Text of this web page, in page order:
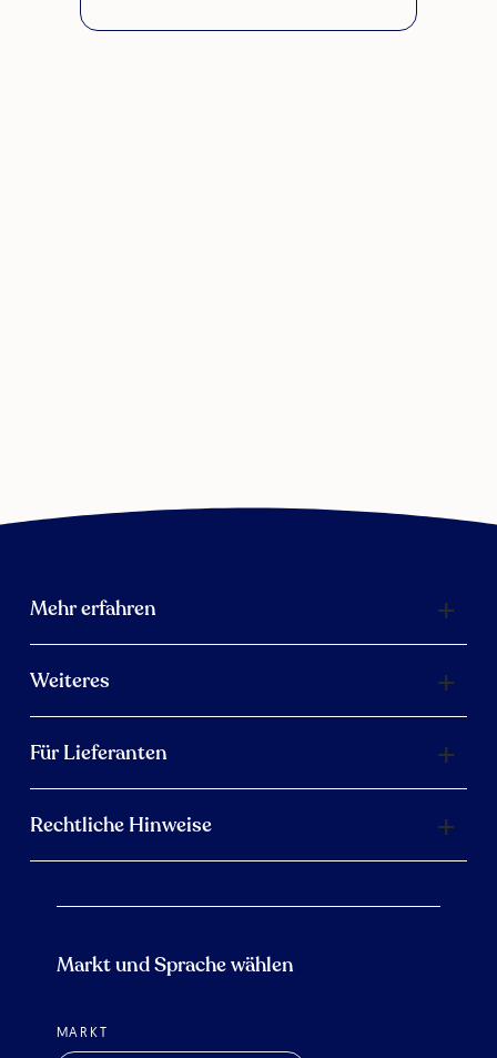
Mehr erfahren
Weiteres
Für Lieferanten
Rechtliche Hinweise
Markt und Sprache wählen
MARKT